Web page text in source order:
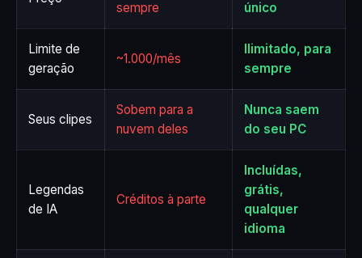
sempre
único
Limite de
geração
~1.000/mês
Ilimitado, para
sempre
Seus clipes
Sobem para a
nuvem deles
Nunca saem
do seu PC
Legendas
de IA
Créditos à parte
Incluídas,
grátis,
qualquer
idioma